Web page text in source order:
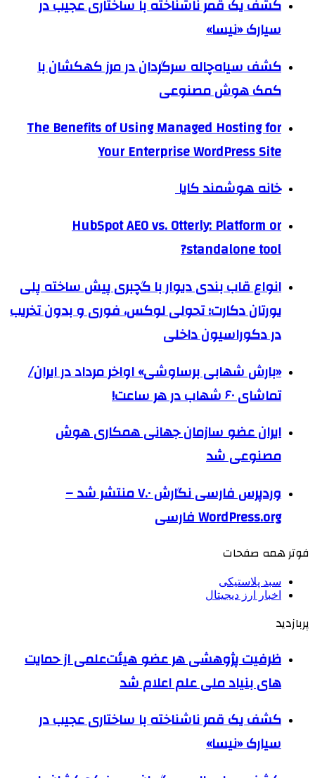
کشف یک قمر ناشناخته با ساختاری عجیب در
سیارک «نیسا»
کشف سیاه‌چاله سرگردان در مرز کهکشان با
کمک هوش مصنوعی
The Benefits of Using Managed Hosting for
Your Enterprise WordPress Site
خانه هوشمند کایا
HubSpot AEO vs. Otterly: Platform or
standalone tool?
انواع قاب بندی دیوار با گچبری پیش ساخته پلی
یورتان دکارت؛ تحولی لوکس، فوری و بدون تخریب
در دکوراسیون داخلی
«بارش شهابی برساوشی» اواخر مرداد در ایران/
تماشای ۶۰ شهاب در هر ساعت!
ایران عضو سازمان جهانی همکاری هوش
مصنوعی شد
وردپرس فارسی نگارش ۷.۰ منتشر شد –
WordPress.org فارسی
فوتر همه صفحات
سبد پلاستیکی
اخبار ارز دیجیتال
پربازدید
ظرفیت پژوهشی هر عضو هیئت‌علمی از حمایت
های بنیاد ملی علم اعلام شد
کشف یک قمر ناشناخته با ساختاری عجیب در
سیارک «نیسا»